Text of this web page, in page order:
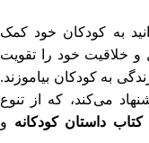
به کودکان خود کمک
خلاقیت خود را تقویت
به کودکان بیاموزند.
می‌کند، که از تنوع
کتاب داستان کودکانه و